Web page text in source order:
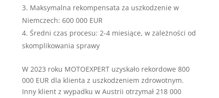
Maksymalna rekompensata za uszkodzenie w
Niemczech: 600 000 EUR
Średni czas procesu: 2-4 miesiące, w zależności od
skomplikowania sprawy
W 2023 roku MOTOEXPERT uzyskało rekordowe 800
000 EUR dla klienta z uszkodzeniem zdrowotnym.
Inny klient z wypadku w Austrii otrzymał 218 000